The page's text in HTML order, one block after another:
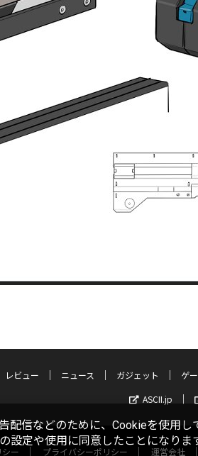
レビュー ニュース ガジェット ゲ
ASCII.jp
ー プライバシーポリシー 運営会社
配信などのために、Cookieを使用
設定や使用に同意したことになり